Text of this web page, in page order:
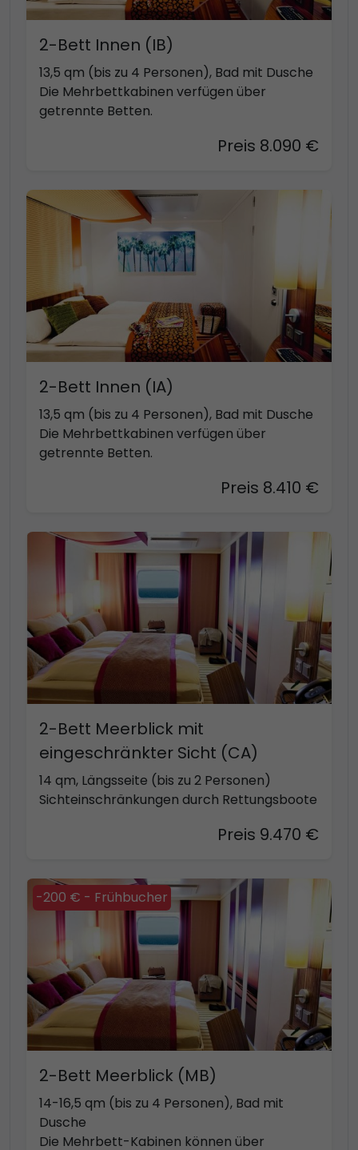
2-Bett Innen (IB)
13,5 qm (bis zu 4 Personen), Bad mit Dusche
Die Mehrbettkabinen verfügen über
getrennte Betten.
Preis 8.090 €
2-Bett Innen (IA)
13,5 qm (bis zu 4 Personen), Bad mit Dusche
Die Mehrbettkabinen verfügen über
getrennte Betten.
Preis 8.410 €
2-Bett Meerblick mit
eingeschränkter Sicht (CA)
14 qm, Längsseite (bis zu 2 Personen)
Sichteinschränkungen durch Rettungsboote
Preis 9.470 €
-200 € - Frühbucher
2-Bett Meerblick (MB)
14-16,5 qm (bis zu 4 Personen), Bad mit
Dusche
Die Mehrbett-Kabinen können über